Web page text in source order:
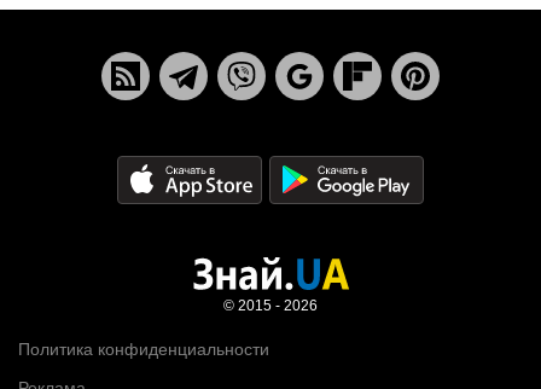
Политика конфиденциальности
© 2015 - 2026